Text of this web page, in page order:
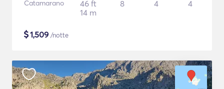
Catamarano
46 ft
14 m
8 4 4
$1,509 /notte